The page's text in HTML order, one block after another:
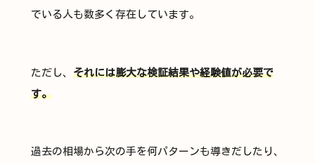
でいる人も数多く存在しています。
ただし、 それには膨大な検証結果や経験値が必要で
す。
過去の相場から次の手を何パターンも導きだしたり、